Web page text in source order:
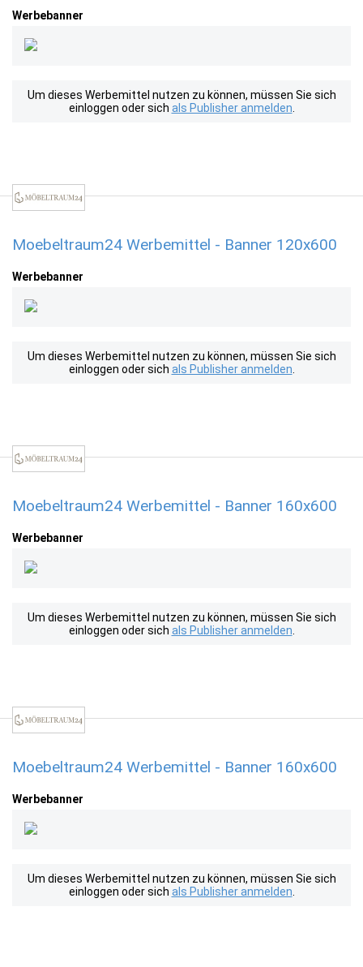
Werbebanner
Um dieses Werbemittel nutzen zu können, müssen Sie sich
einloggen oder sich als Publisher anmelden
Moebeltraum24 Werbemittel - Banner 120x600
Werbebanner
Um dieses Werbemittel nutzen zu können, müssen Sie sich
einloggen oder sich als Publisher anmelden
Moebeltraum24 Werbemittel - Banner 160x600
Werbebanner
Um dieses Werbemittel nutzen zu können, müssen Sie sich
einloggen oder sich als Publisher anmelden
Moebeltraum24 Werbemittel - Banner 160x600
Werbebanner
Um dieses Werbemittel nutzen zu können, müssen Sie sich
einloggen oder sich als Publisher anmelden